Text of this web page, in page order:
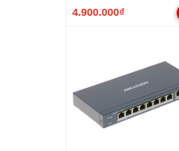
uplink Gigabit, 1 SFP, 230W)
4.900.000₫